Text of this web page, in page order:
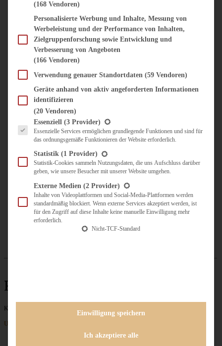
VORSPEISEN
SÜSS & HERZHAFT
BROTAUFSTRICH
DIPS, SAUCEN, CHUTNEYS
KÜCHENGESCHENKE
UNTERWEGS
KULINARISCH UNTERWEGS
ÜBER MICH
ZUSAMMENARBEIT
Kreuzfahrt
Keine Beiträge gefunden
Unternehmen
(168 Vendoren)
Personalisierte Werbung und Inhalte, Messung von
Werbeleistung und der Performance von Inhalten,
Zielgruppenforschung sowie Entwicklung und
Verbesserung von Angeboten
(166 Vendoren)
Verwendung genauer Standortdaten (59 Vendoren)
Geräte anhand von aktiv angeforderten Informationen
identifizieren
(20 Vendoren)
Es folgt eine Liste der Service-Gruppen, für die eine Einwilligung erteilt werden
Essenziell (3 Provider)
Essenzielle Services ermöglichen grundlegende Funktionen und sind für
das ordnungsgemäße Funktionieren der Website erforderlich.
Statistik (1 Provider)
Statistik-Cookies sammeln Nutzungsdaten, die uns Aufschluss darüber
geben, wie unsere Besucher mit unserer Website umgehen.
Externe Medien (2 Provider)
Inhalte von Videoplattformen und Social-Media-Plattformen werden
standardmäßig blockiert. Wenn externe Services akzeptiert werden, ist
für den Zugriff auf diese Inhalte keine manuelle Einwilligung mehr
erforderlich.
Nicht-TCF-Standard
Einwilligung speichern
Ich akzeptiere alle